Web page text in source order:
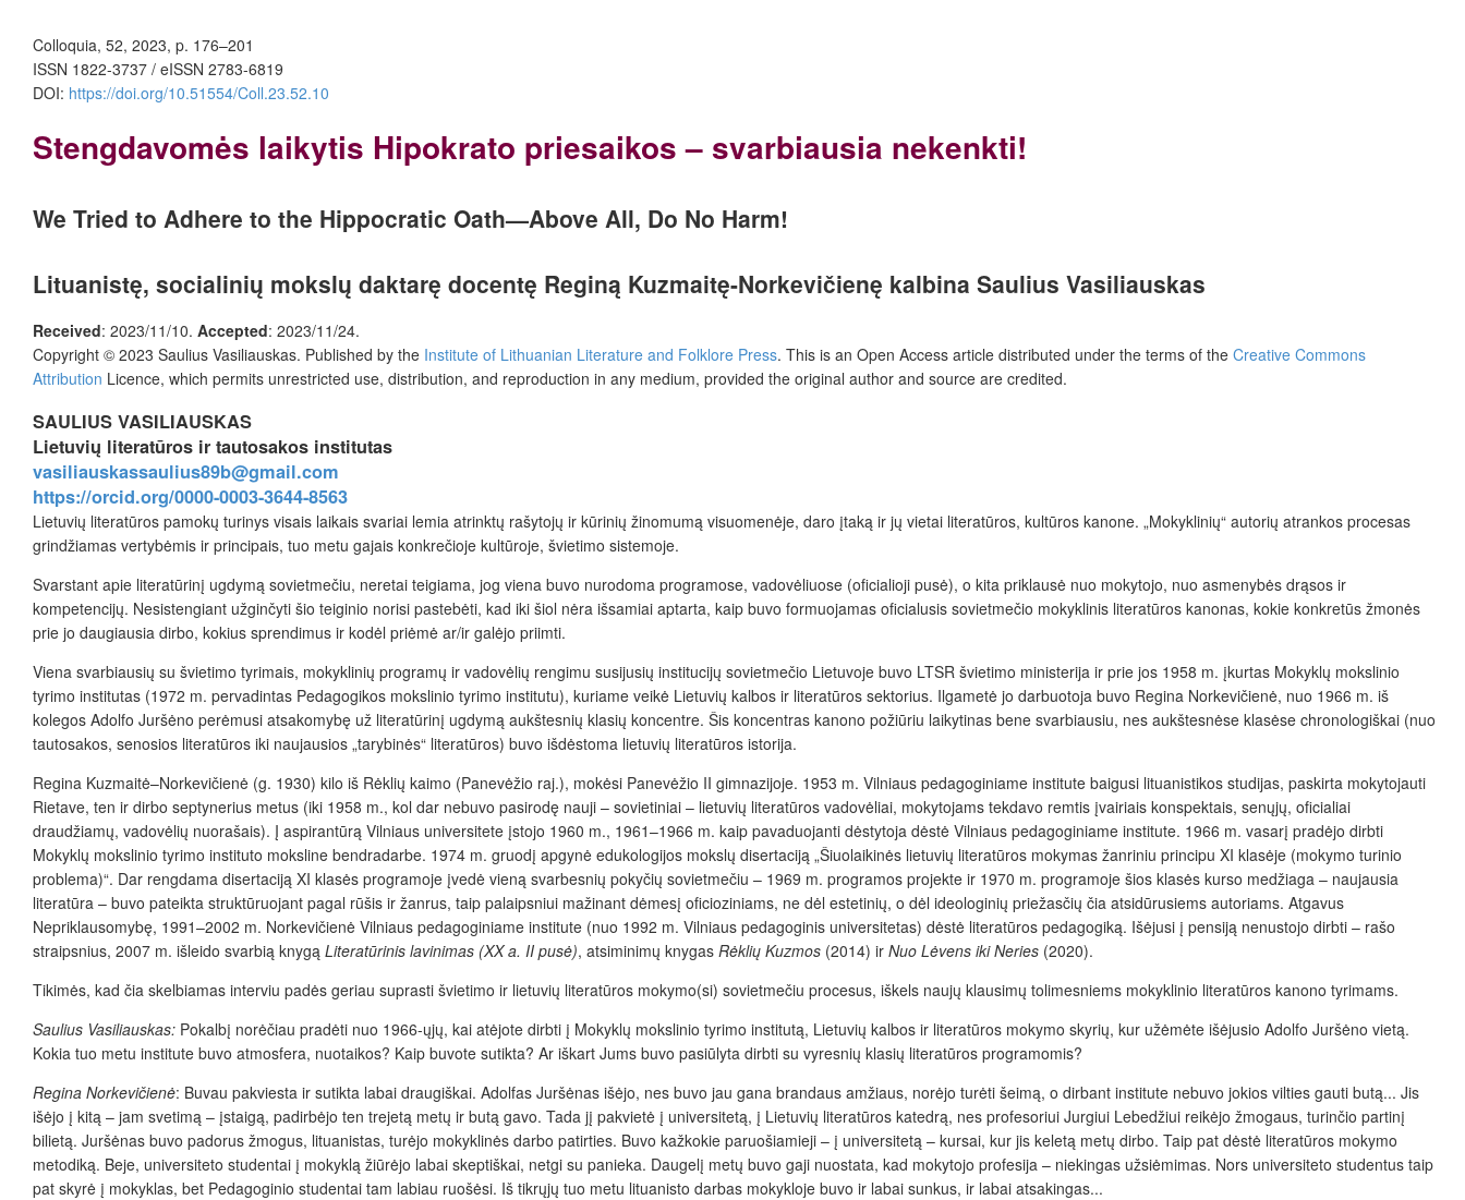
Colloquia, 52, 2023, p. 176–201
ISSN 1822-3737 / eISSN 2783-6819
DOI: https://doi.org/10.51554/Coll.23.52.10
Stengdavomės laikytis Hipokrato priesaikos – svarbiausia nekenkti!
We Tried to Adhere to the Hippocratic Oath—Above All, Do No Harm!
Lituanistę, socialinių mokslų daktarę docentę Reginą Kuzmaitę-Norkevičienę kalbina Saulius Vasiliauskas
Received: 2023/11/10. Accepted: 2023/11/24.
Copyright © 2023 Saulius Vasiliauskas. Published by the Institute of Lithuanian Literature and Folklore Press. This is an Open Access article distributed under the terms of the Creative Commons
Attribution Licence, which permits unrestricted use, distribution, and reproduction in any medium, provided the original author and source are credited.
SAULIUS VASILIAUSKAS
Lietuvių literatūros ir tautosakos institutas
vasiliauskassaulius89b@gmail.com
https://orcid.org/0000-0003-3644-8563
Lietuvių literatūros pamokų turinys visais laikais svariai lemia atrinktų rašytojų ir kūrinių žinomumą visuomenėje, daro įtaką ir jų vietai literatūros, kultūros kanone. „Mokyklinių“ autorių atrankos procesas
grindžiamas vertybėmis ir principais, tuo metu gajais konkrečioje kultūroje, švietimo sistemoje.
Svarstant apie literatūrinį ugdymą sovietmečiu, neretai teigiama, jog viena buvo nurodoma programose, vadovėliuose (oficialioji pusė), o kita priklausė nuo mokytojo, nuo asmenybės drąsos ir
kompetencijų. Nesistengiant užginčyti šio teiginio norisi pastebėti, kad iki šiol nėra išsamiai aptarta, kaip buvo formuojamas oficialusis sovietmečio mokyklinis literatūros kanonas, kokie konkretūs žmonės
prie jo daugiausia dirbo, kokius sprendimus ir kodėl priėmė ar/ir galėjo priimti.
Viena svarbiausių su švietimo tyrimais, mokyklinių programų ir vadovėlių rengimu susijusių institucijų sovietmečio Lietuvoje buvo LTSR švietimo ministerija ir prie jos 1958 m. įkurtas Mokyklų mokslinio
tyrimo institutas (1972 m. pervadintas Pedagogikos mokslinio tyrimo institutu), kuriame veikė Lietuvių kalbos ir literatūros sektorius. Ilgametė jo darbuotoja buvo Regina Norkevičienė, nuo 1966 m. iš
kolegos Adolfo Juršėno perėmusi atsakomybę už literatūrinį ugdymą aukštesnių klasių koncentre. Šis koncentras kanono požiūriu laikytinas bene svarbiausiu, nes aukštesnėse klasėse chronologiškai (nuo
tautosakos, senosios literatūros iki naujausios „tarybinės“ literatūros) buvo išdėstoma lietuvių literatūros istorija.
Regina Kuzmaitė–Norkevičienė (g. 1930) kilo iš Rėklių kaimo (Panevėžio raj.), mokėsi Panevėžio II gimnazijoje. 1953 m. Vilniaus pedagoginiame institute baigusi lituanistikos studijas, paskirta mokytojauti
Rietave, ten ir dirbo septynerius metus (iki 1958 m., kol dar nebuvo pasirodę nauji – sovietiniai – lietuvių literatūros vadovėliai, mokytojams tekdavo remtis įvairiais konspektais, senųjų, oficialiai
draudžiamų, vadovėlių nuorašais). Į aspirantūrą Vilniaus universitete įstojo 1960 m., 1961–1966 m. kaip pavaduojanti dėstytoja dėstė Vilniaus pedagoginiame institute. 1966 m. vasarį pradėjo dirbti
Mokyklų mokslinio tyrimo instituto moksline bendradarbe. 1974 m. gruodį apgynė edukologijos mokslų disertaciją „Šiuolaikinės lietuvių literatūros mokymas žanriniu principu XI klasėje (mokymo turinio
problema)“. Dar rengdama disertaciją XI klasės programoje įvedė vieną svarbesnių pokyčių sovietmečiu – 1969 m. programos projekte ir 1970 m. programoje šios klasės kurso medžiaga – naujausia
literatūra – buvo pateikta struktūruojant pagal rūšis ir žanrus, taip palaipsniui mažinant dėmesį oficioziniams, ne dėl estetinių, o dėl ideologinių priežasčių čia atsidūrusiems autoriams. Atgavus
Nepriklausomybę, 1991–2002 m. Norkevičienė Vilniaus pedagoginiame institute (nuo 1992 m. Vilniaus pedagoginis universitetas) dėstė literatūros pedagogiką. Išėjusi į pensiją nenustojo dirbti – rašo
straipsnius, 2007 m. išleido svarbią knygą Literatūrinis lavinimas (XX a. II pusė), atsiminimų knygas Rėklių Kuzmos (2014) ir Nuo Lėvens iki Neries (2020).
Tikimės, kad čia skelbiamas interviu padės geriau suprasti švietimo ir lietuvių literatūros mokymo(si) sovietmečiu procesus, iškels naujų klausimų tolimesniems mokyklinio literatūros kanono tyrimams.
Saulius Vasiliauskas: Pokalbį norėčiau pradėti nuo 1966-ųjų, kai atėjote dirbti į Mokyklų mokslinio tyrimo institutą, Lietuvių kalbos ir literatūros mokymo skyrių, kur užėmėte išėjusio Adolfo Juršėno vietą.
Kokia tuo metu institute buvo atmosfera, nuotaikos? Kaip buvote sutikta? Ar iškart Jums buvo pasiūlyta dirbti su vyresnių klasių literatūros programomis?
Regina Norkevičienė: Buvau pakviesta ir sutikta labai draugiškai. Adolfas Juršėnas išėjo, nes buvo jau gana brandaus amžiaus, norėjo turėti šeimą, o dirbant institute nebuvo jokios vilties gauti butą... Jis
išėjo į kitą – jam svetimą – įstaigą, padirbėjo ten trejetą metų ir butą gavo. Tada jį pakvietė į universitetą, į Lietuvių literatūros katedrą, nes profesoriui Jurgiui Lebedžiui reikėjo žmogaus, turinčio partinį
bilietą. Juršėnas buvo padorus žmogus, lituanistas, turėjo mokyklinės darbo patirties. Buvo kažkokie paruošiamieji – į universitetą – kursai, kur jis keletą metų dirbo. Taip pat dėstė literatūros mokymo
metodiką. Beje, universiteto studentai į mokyklą žiūrėjo labai skeptiškai, netgi su panieka. Daugelį metų buvo gaji nuostata, kad mokytojo profesija – niekingas užsiėmimas. Nors universiteto studentus taip
pat skyrė į mokyklas, bet Pedagoginio studentai tam labiau ruošėsi. Iš tikrųjų tuo metu lituanisto darbas mokykloje buvo ir labai sunkus, ir labai atsakingas...